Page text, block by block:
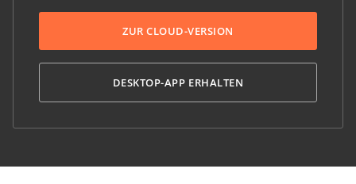
ZUR CLOUD-VERSION
DESKTOP-APP ERHALTEN